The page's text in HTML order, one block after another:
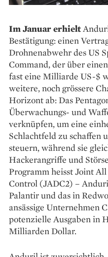
Im Januar erhielt
Bestätigung: einen
Drohnenabwehr des US
Command, der über
fast eine Milliarde US-$
weitere, noch grössere
Horizont ab: Das
Überwachungs- und
verknüpfen, um eine
Schlachtfeld zu schaffen
steuern, während sie
Hackerangriffe und
Programm heisst Joint
Control (JADC2) –
Palantir und das in
ansässige Unternehmen
potenzielle Ausgaben in
Milliarden Dollar.